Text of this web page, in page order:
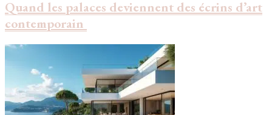
Quand les palaces deviennent des écrins d’art
contemporain